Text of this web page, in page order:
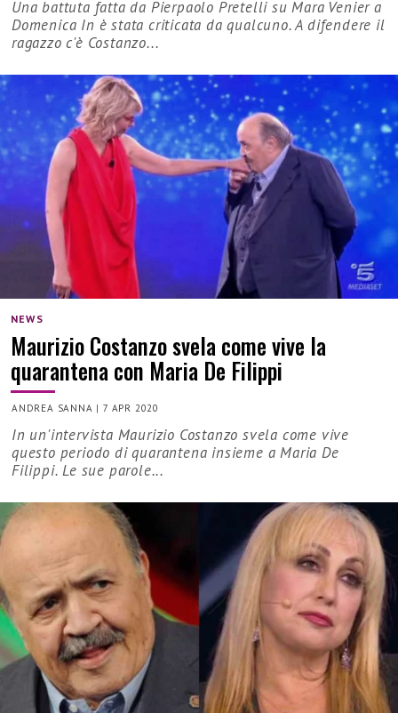
Una battuta fatta da Pierpaolo Pretelli su Mara Venier a
Domenica In è stata criticata da qualcuno. A difendere il
ragazzo c'è Costanzo...
NEWS
Maurizio Costanzo svela come vive la
quarantena con Maria De Filippi
ANDREA SANNA |7 APR 2020
In un'intervista Maurizio Costanzo svela come vive
questo periodo di quarantena insieme a Maria De
Filippi. Le sue parole...